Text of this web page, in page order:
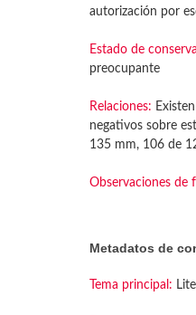
autorización por
Estado de
preocupante
Relaciones:
negativos sobre
135 mm, 106 de
Observaciones de
Metadatos de
Tema principal: